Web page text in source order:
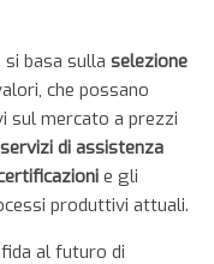
si basa sullaselezione
che possano
sul mercato a prezzi
servizi di assistenza
e gli
produttivi attuali.
al futuro di